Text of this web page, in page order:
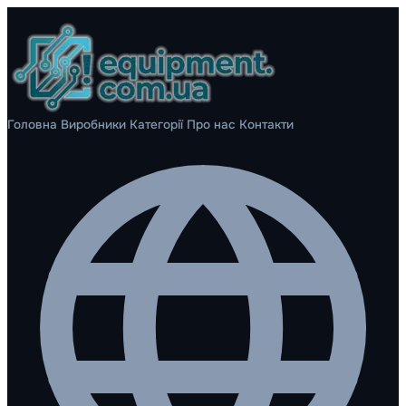
Головна Виробники Категорії Про нас Контакти